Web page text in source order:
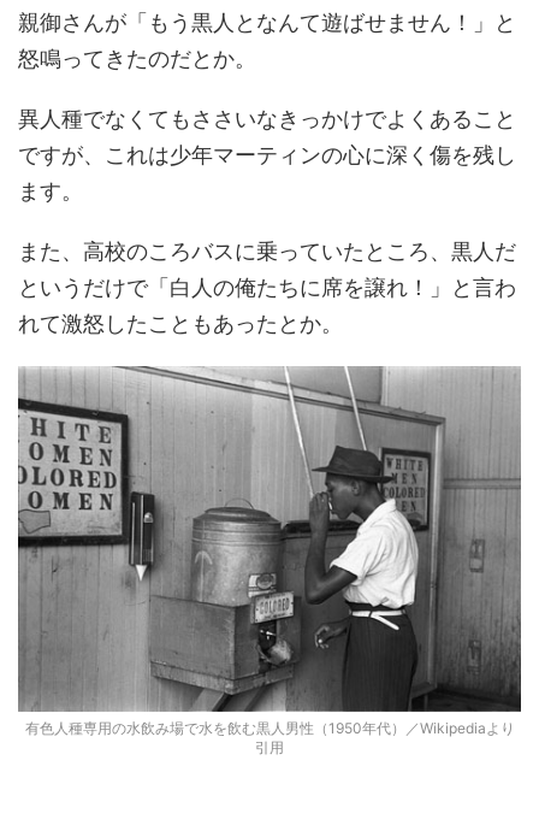
親御さんが「もう黒人となんて遊ばせません！」と
怒鳴ってきたのだとか。
異人種でなくてもささいなきっかけでよくあること
ですが、これは少年マーティンの心に深く傷を残し
ます。
また、高校のころバスに乗っていたところ、黒人だ
というだけで「白人の俺たちに席を譲れ！」と言わ
れて激怒したこともあったとか。
有色人種専用の水飲み場で水を飲む黒人男性（1950年代）／Wikipediaより
引用